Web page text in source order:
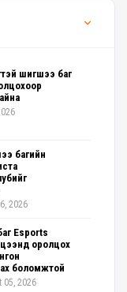
шигшээ баг
багийн
2026
Esports
оролцох
боломжтой
05, 2026